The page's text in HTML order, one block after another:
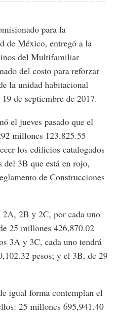
para la
de México, entregó a la
del Multifamiliar
del costo para reforzar
la unidad habitacional
de septiembre de 2017.
el jueves pasado que el
millones 123,825.55
los edificios catalogados
del 3B que está en rojo,
de Construcciones
2B y 2C, por cada uno
25 millones 426,870.02
3A y 3C, cada uno tendrá
pesos; y el 3B, de 29
igual forma contemplan el
25 millones 695,941.40